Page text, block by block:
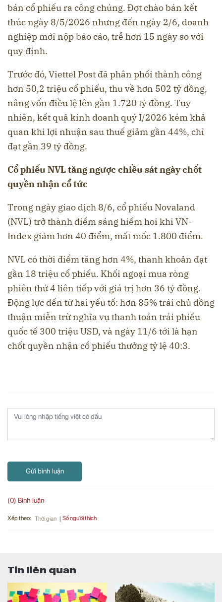
bán cổ phiếu ra công chúng. Đợt chào bán kết
thúc ngày 8/5/2026 nhưng đến ngày 2/6, doanh
nghiệp mới nộp báo cáo, trễ hơn 15 ngày so với
quy định.
Trước đó, Viettel Post đã phân phối thành công
hơn 50,2 triệu cổ phiếu, thu về hơn 502 tỷ đồng,
nâng vốn điều lệ lên gần 1.720 tỷ đồng. Tuy
nhiên, kết quả kinh doanh quý I/2026 kém khả
quan khi lợi nhuận sau thuế giảm gần 44%, chỉ
đạt gần 39 tỷ đồng.
Cổ phiếu NVL tăng ngược chiều sát ngày chốt
quyền nhận cổ tức
Trong ngày giao dịch 8/6, cổ phiếu Novaland
(NVL) trở thành điểm sáng hiếm hoi khi VN-
Index giảm hơn 40 điểm, mất mốc 1.800 điểm.
NVL có thời điểm tăng hơn 4%, thanh khoản đạt
gần 18 triệu cổ phiếu. Khối ngoại mua ròng
phiên thứ 4 liên tiếp với giá trị hơn 36 tỷ đồng.
Động lực đến từ hai yếu tố: hơn 85% trái chủ đồng
thuận miễn trừ nghĩa vụ thanh toán trái phiếu
quốc tế 300 triệu USD, và ngày 11/6 tới là hạn
chốt quyền nhận cổ phiếu thưởng tỷ lệ 40:3.
Gửi bình luận
(0) Bình luận
Xếp theo: Thời gian Số người thích
Tin liên quan